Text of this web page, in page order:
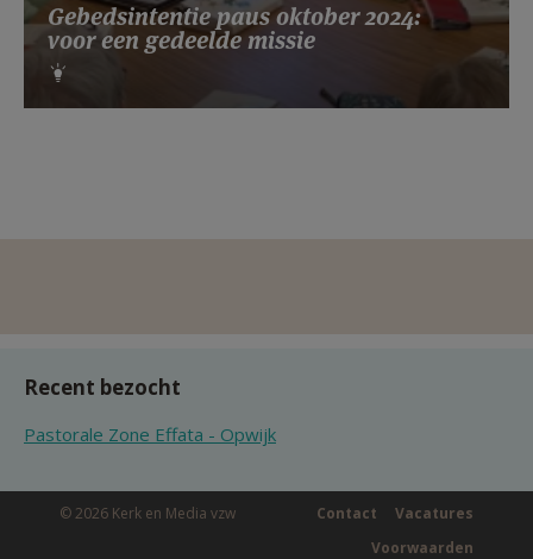
Gebedsintentie paus oktober 2024:
voor een gedeelde missie
Recent bezocht
Pastorale Zone Effata - Opwijk
© 2026 Kerk en Media vzw Vacatures
Contact
Voorwaarden